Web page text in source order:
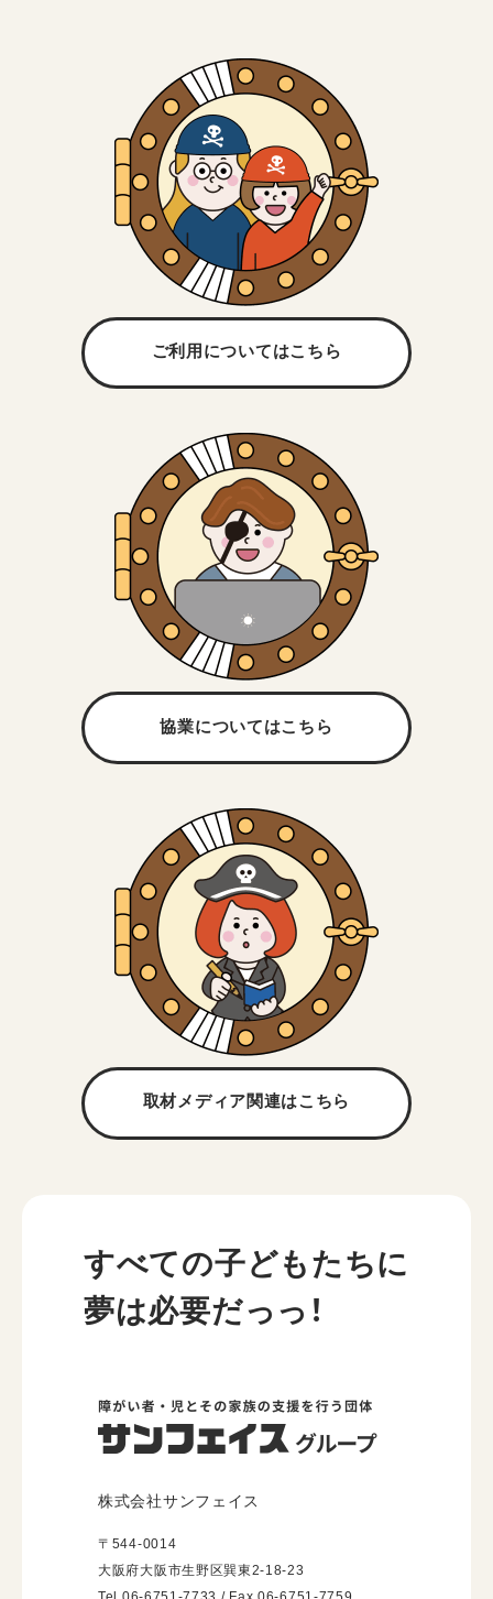
ご利用についてはこちら
協業についてはこちら
取材メディア関連はこちら
すべての子どもたちに
夢は必要だっっ！
株式会社サンフェイス
〒544-0014
大阪府大阪市生野区巽東2-18-23
Tel 06-6751-7733 / Fax 06-6751-7759